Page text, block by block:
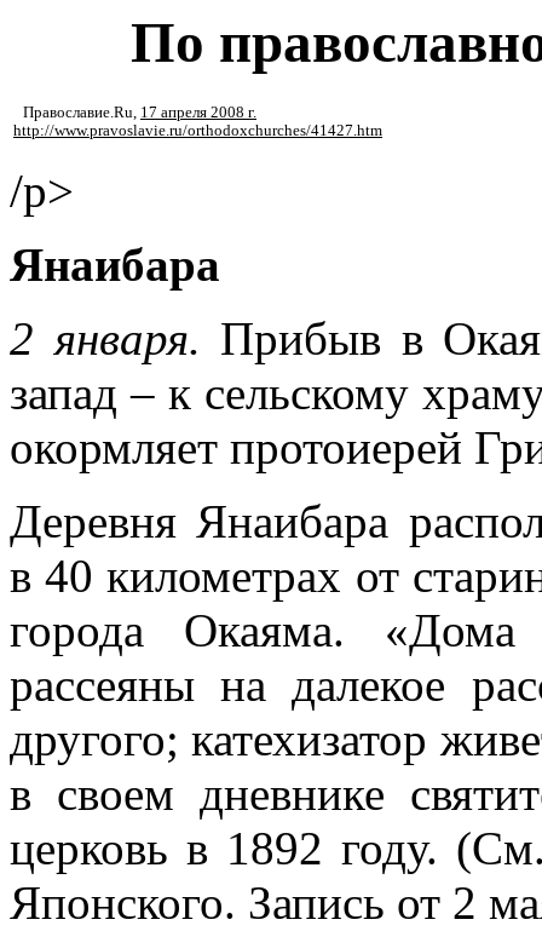
По
Православие.Ru, 17 апреля 2008 г.
http://www.pravoslavie.ru/orthodoxchurches/41427.htm
/p>
Янаибара
2 января. Прибыв в
запад – к сельскому
окормляет протоиерей
Деревня Янаибара
в 40 километрах от
города Окаяма. «Дома
рассеяны на далекое
другого; катехизатор
в своем дневнике
церковь в 1892 году.
Японского. Запись от 2